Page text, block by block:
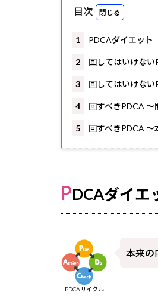
目次
1 PDCAダイエット
2 回してはいけな
3 回してはいけな
4 回すべきPDCA ～
5 回すべきPDCA ～
PDCAダイエ
PDCAサイクル
本来の